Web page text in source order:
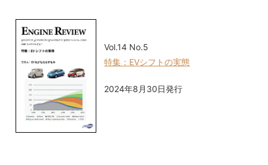
Vol.14 No.5
特集：EVシフトの実態
2024年8月30日発行